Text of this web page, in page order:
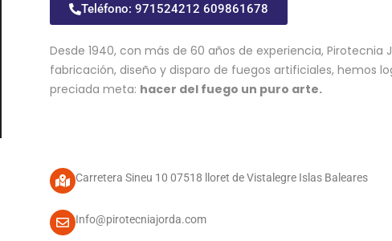
Teléfono: 971524212 609861678
Desde 1940, con más de 60 años de experiencia, Pirotecnia
fabricación, diseño y disparo de fuegos artificiales, hemos
preciada meta: hacer del fuego un puro arte.
Carretera Sineu 10 07518 lloret de Vistalegre Islas Baleares
Info@pirotecniajorda.com